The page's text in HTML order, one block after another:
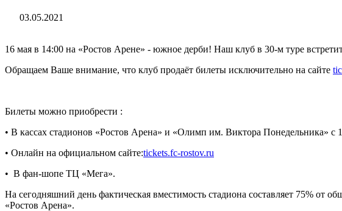
03.05.2021
16 мая в 14:00 на «Ростов Арене» - южное дерби! Наш клуб в 30-м туре
Обращаем Ваше внимание, что клуб продаёт билеты исключительно на сайте
Билеты можно приобрести :
• В кассах стадионов «Ростов Арена» и «Олимп им. Виктора Понедельника» с
• Онлайн на официальном сайте:tickets.fc-rostov.ru
• В фан-шопе ТЦ «Мега».
На сегодняшний день фактическая вместимость стадиона составляет 75% от
«Ростов Арена».